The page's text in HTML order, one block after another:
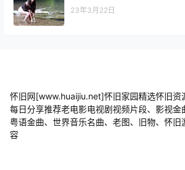
23年3月22日
怀旧网[www.huaijiu.net]怀旧家园精选怀旧资
每日分享推荐老电影电视剧视频片段、影视金
粤语金曲、世界音乐名曲、老图、旧物、怀旧
容